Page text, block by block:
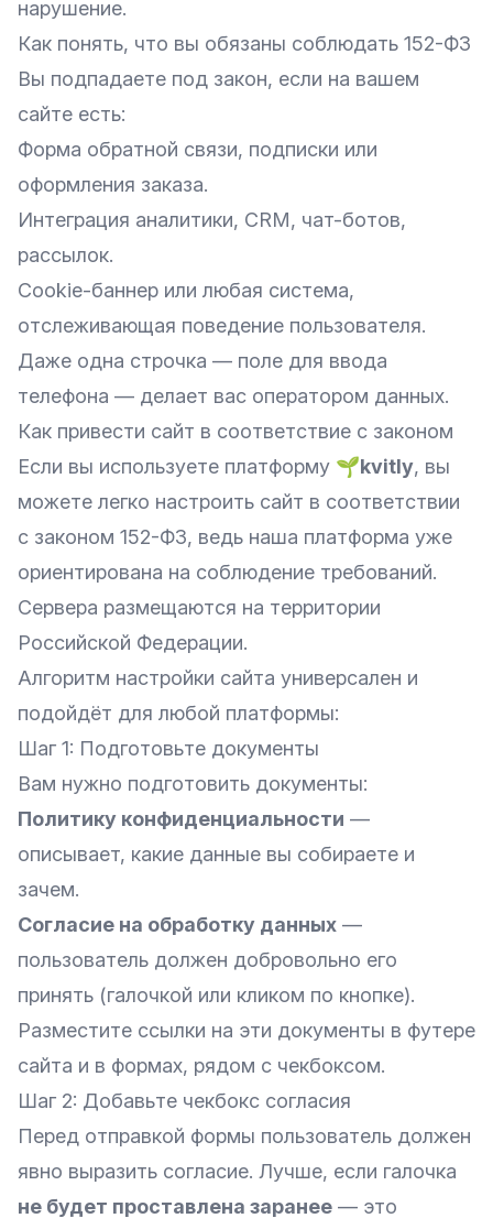
нарушение.
Как понять, что вы обязаны соблюдать 152-ФЗ
Вы подпадаете под закон, если на вашем
сайте есть:
Форма обратной связи, подписки или
оформления заказа.
Интеграция аналитики, CRM, чат-ботов,
рассылок.
Cookie-баннер или любая система,
отслеживающая поведение пользователя.
Даже одна строчка — поле для ввода
телефона — делает вас оператором данных.
Как привести сайт в соответствие с законом
Если вы используете платформу 🌱kvitly, вы
можете легко настроить сайт в соответствии
с законом 152-ФЗ, ведь наша платформа уже
ориентирована на соблюдение требований.
Сервера размещаются на территории
Российской Федерации.
Алгоритм настройки сайта универсален и
подойдёт для любой платформы:
Шаг 1: Подготовьте документы
Вам нужно подготовить документы:
Политику конфиденциальности —
описывает, какие данные вы собираете и
зачем.
Согласие на обработку данных —
пользователь должен добровольно его
принять (галочкой или кликом по кнопке).
Разместите ссылки на эти документы в футере
сайта и в формах, рядом с чекбоксом.
Шаг 2: Добавьте чекбокс согласия
Перед отправкой формы пользователь должен
явно выразить согласие. Лучше, если галочка
не будет проставлена заранее — это